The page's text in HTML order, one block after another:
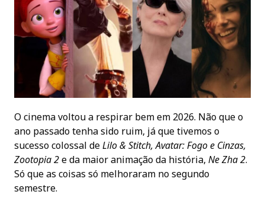
O cinema voltou a respirar bem em 2026. Não que o
ano passado tenha sido ruim, já que tivemos o
sucesso colossal deLilo & Stitch, Avatar: Fogo e Cinzas,
Zootopia 2e da maior animação da história, Ne Zha 2.
Só que as coisas só melhoraram no segundo
semestre.